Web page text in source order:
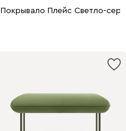
Покрывало Плейс Светло-